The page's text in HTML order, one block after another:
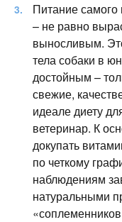
Питание
– не равно
выносливым.
тела собаки в
достойным –
свежие,
идеале диету
ветеринар. К
докупать
по четкому
наблюдениям
натуральными